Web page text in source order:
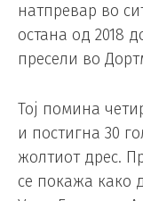
натпревар во
остана од 2018
пресели во
Тој помина
и постигна 30
жолтиот дрес.
се покажа како